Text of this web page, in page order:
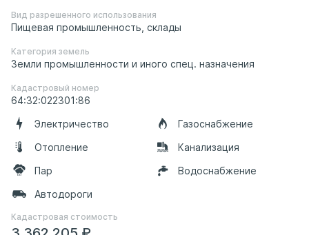
Вид разрешенного использования
Пищевая промышленность, склады
Категория земель
Земли промышленности и иного спец. назначения
Кадастровый номер
64:32:022301:86
Электричество
Газоснабжение
Отопление
Канализация
Пар
Водоснабжение
Автодороги
Кадастровая стоимость